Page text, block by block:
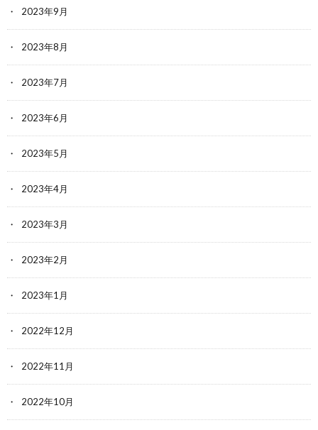
2023年9月
2023年8月
2023年7月
2023年6月
2023年5月
2023年4月
2023年3月
2023年2月
2023年1月
2022年12月
2022年11月
2022年10月